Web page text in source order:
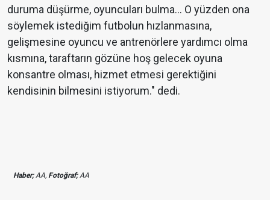
duruma düşürme, oyuncuları bulma... O yüzden ona
söylemek istediğim futbolun hızlanmasına,
gelişmesine oyuncu ve antrenörlere yardımcı olma
kısmına, taraftarın gözüne hoş gelecek oyuna
konsantre olması, hizmet etmesi gerektiğini
kendisinin bilmesini istiyorum." dedi.
Haber;AA, Fotoğraf;AA